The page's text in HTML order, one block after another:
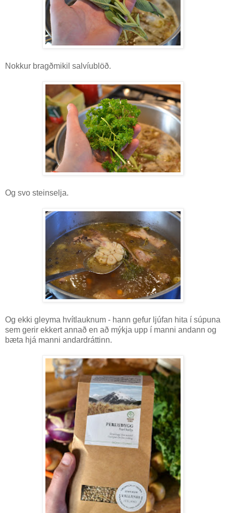
Nokkur bragðmikil salvíublöð.
Og svo steinselja.
Og ekki gleyma hvítlauknum - hann gefur ljúfan hita í súpuna
sem gerir ekkert annað en að mýkja upp í manni andann og
bæta hjá manni andardráttinn.